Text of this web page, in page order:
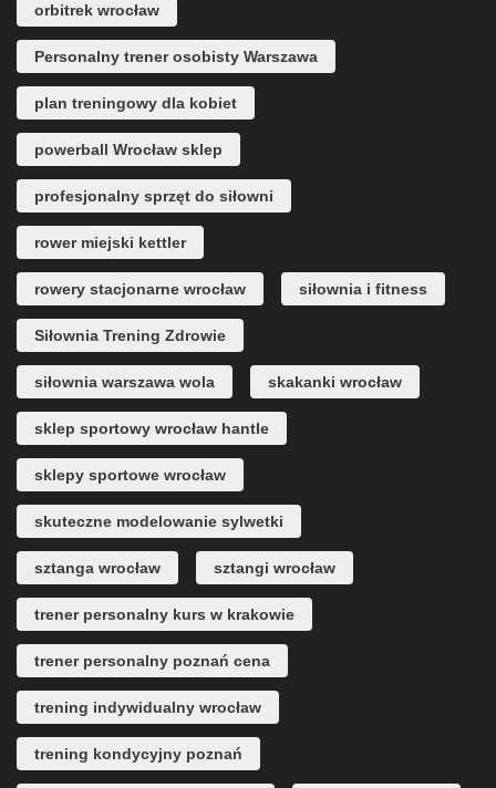
orbitrek wrocław
Personalny trener osobisty Warszawa
plan treningowy dla kobiet
powerball Wrocław sklep
profesjonalny sprzęt do siłowni
rower miejski kettler
rowery stacjonarne wrocław siłownia i fitness
Siłownia Trening Zdrowie
siłownia warszawa wola skakanki wrocław
sklep sportowy wrocław hantle
sklepy sportowe wrocław
skuteczne modelowanie sylwetki
sztanga wrocław sztangi wrocław
trener personalny kurs w krakowie
trener personalny poznań cena
trening indywidualny wrocław
trening kondycyjny poznań